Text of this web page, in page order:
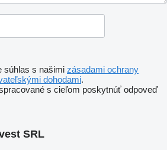
súhlas s našimi zásadami ochrany
dohodami.
s cieľom poskytnúť odpoveď
SRL